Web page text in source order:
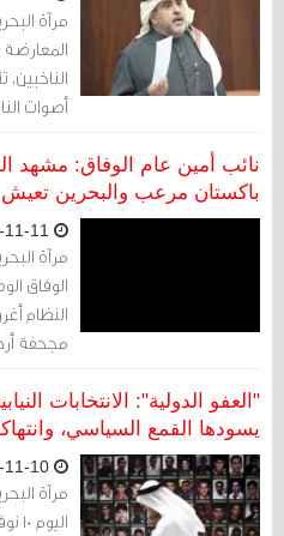
على بقاء
وأيضاً
رقعته
مرآة
أصوات
المترشح
نائب أمين عام الوفاق: مشهد
باكستان مرعب والبحرين تعيش
مرآة
الوفاق
النظام
مجحفة
بمشروع
أموال"العفو الدولية": الانتخابات
يسودها القمع السياسي،
مرآة